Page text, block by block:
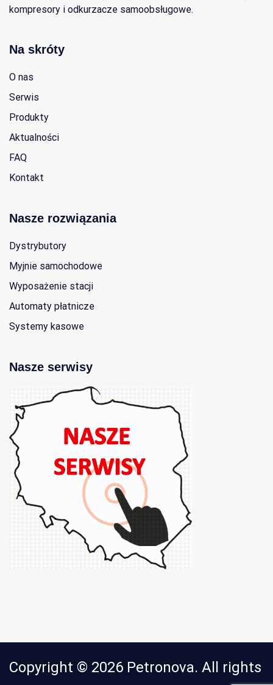
kompresory i odkurzacze samoobsługowe.
Na skróty
O nas
Serwis
Produkty
Aktualności
FAQ
Kontakt
Nasze rozwiązania
Dystrybutory
Myjnie samochodowe
Wyposażenie stacji
Automaty płatnicze
Systemy kasowe
Nasze serwisy
Copyright © 2026 Petronova. All rights